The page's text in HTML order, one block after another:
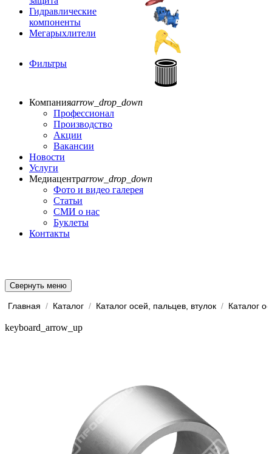
Гидравлические
компоненты
Мегарыхлители
Фильтры
Компанияarrow_drop_down
Профессионал
Производство
Акции
Вакансии
Новости
Услуги
Медиацентрarrow_drop_down
Фото и видео галерея
Статьи
СМИ о нас
Буклеты
Контакты
Свернуть меню
Главная / Каталог / Каталог осей, пальцев, втулок / Каталог
keyboard_arrow_up